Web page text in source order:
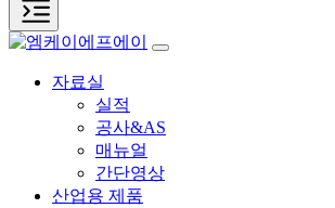
자료실
실적
공사&AS
매뉴얼
간단영상
산업용 제품